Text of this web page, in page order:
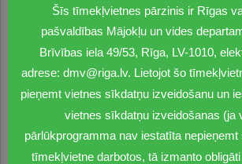
kas apgrūtina tā manevrēt spēju pa
segumu un rada drošības riskus auto
3. Attīri konteineru laukumu no
Jāatceras, ka svarīgi no sniega un
piebraucamo ceļu, bet arī ietvi un
pa kuru jāvelk konteiners. Ja segumu
konteineru pavilkt nav iespējams, jo
Šīs tīmekļvietnes pārzinis ir Rīgas
pašvaldības Mājokļu un vides
Brīvības iela 49/53, Rīga, LV-1010,
adrese: dmv@riga.lv. Lietojot šo
pieņemt vietnes sīkdatņu izveidošanu un
vietnes sīkdatņu izveidošanas (ja
pārlūkprogramma nav iestatīta
tīmekļvietne darbotos, tā izmanto